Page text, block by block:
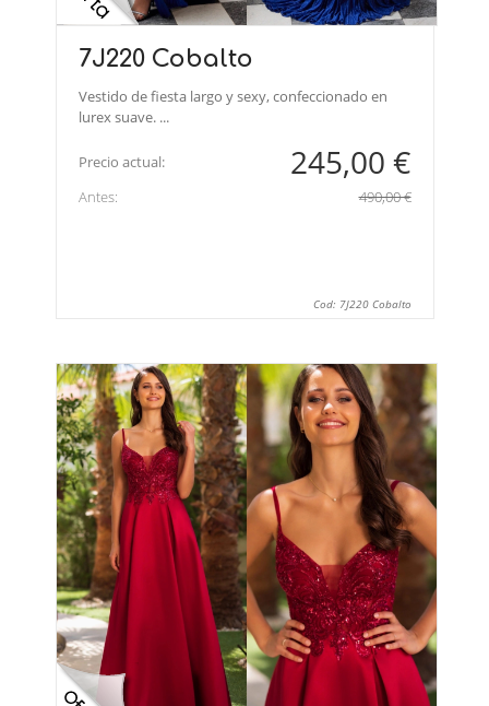
7J220 Cobalto
Vestido de fiesta largo y sexy, confeccionado en
lurex suave. ...
Precio actual: 245,00 €
Antes: 490,00 €
Cod: 7J220 Cobalto